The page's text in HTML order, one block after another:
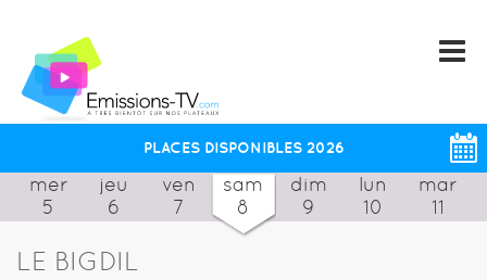
PLACES DISPONIBLES 2026
mer
5
jeu
6
ven
7
sam
8
dim
9
lun
10
mar
11
LE BIGDIL